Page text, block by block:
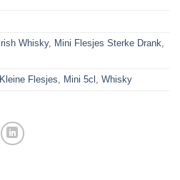
Irish Whisky, Mini Flesjes Sterke Drank
Kleine Flesjes Mini 5cl Whisky